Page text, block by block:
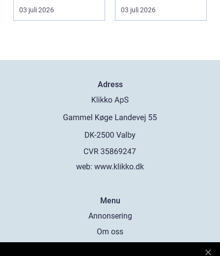
03 juli 2026
logis...
03 juli 2026
Adress
web: www.klikko.dk
Menu
Annonsering
Om oss